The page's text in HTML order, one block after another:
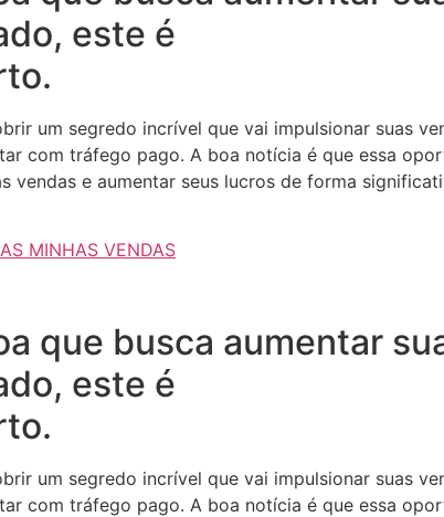
este é
um segredo incrível que vai impulsionar suas
com tráfego pago. A boa notícia é que essa
vendas e aumentar seus lucros de forma
MINHAS VENDAS
que busca aumentar
este é
um segredo incrível que vai impulsionar suas
com tráfego pago. A boa notícia é que essa